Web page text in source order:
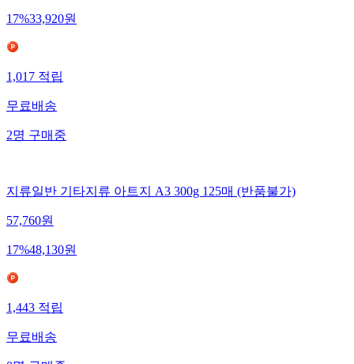
17%33,920원
1,017적립
무료배송
2명구매중
지류일반 기타지류 아트지 A3 300g 125매 (반품불가)
57,760원
17%48,130원
1,443적립
무료배송